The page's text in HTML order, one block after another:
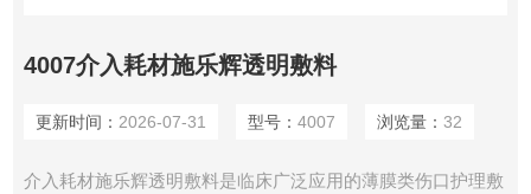
4007介入耗材施乐辉透明敷料
更新时间： 2026-07-31 型号： 4007 浏览量： 32
介入耗材施乐辉透明敷料是临床广泛应用的薄膜类伤口护理敷